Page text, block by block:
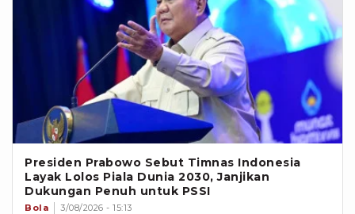
Presiden Prabowo Sebut Timnas Indonesia
Layak Lolos Piala Dunia 2030, Janjikan
Dukungan Penuh untuk PSSI
Bola 3/08/2026 - 15:13